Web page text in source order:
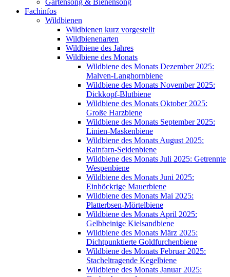
Gartensong & Bienensong
Fachinfos
Wildbienen
Wildbienen kurz vorgestellt
Wildbienenarten
Wildbiene des Jahres
Wildbiene des Monats
Wildbiene des Monats Dezember 2025:
Malven-Langhornbiene
Wildbiene des Monats November 2025:
Dickkopf-Blutbiene
Wildbiene des Monats Oktober 2025:
Große Harzbiene
Wildbiene des Monats September 2025:
Linien-Maskenbiene
Wildbiene des Monats August 2025:
Rainfarn-Seidenbiene
Wildbiene des Monats Juli 2025: Getrennte
Wespenbiene
Wildbiene des Monats Juni 2025:
Einhöckrige Mauerbiene
Wildbiene des Monats Mai 2025:
Platterbsen-Mörtelbiene
Wildbiene des Monats April 2025:
Gelbbeinige Kielsandbiene
Wildbiene des Monats März 2025:
Dichtpunktierte Goldfurchenbiene
Wildbiene des Monats Februar 2025:
Stacheltragende Kegelbiene
Wildbiene des Monats Januar 2025: